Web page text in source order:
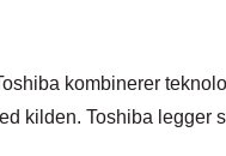
kombinerer
kilden. Toshiba legger